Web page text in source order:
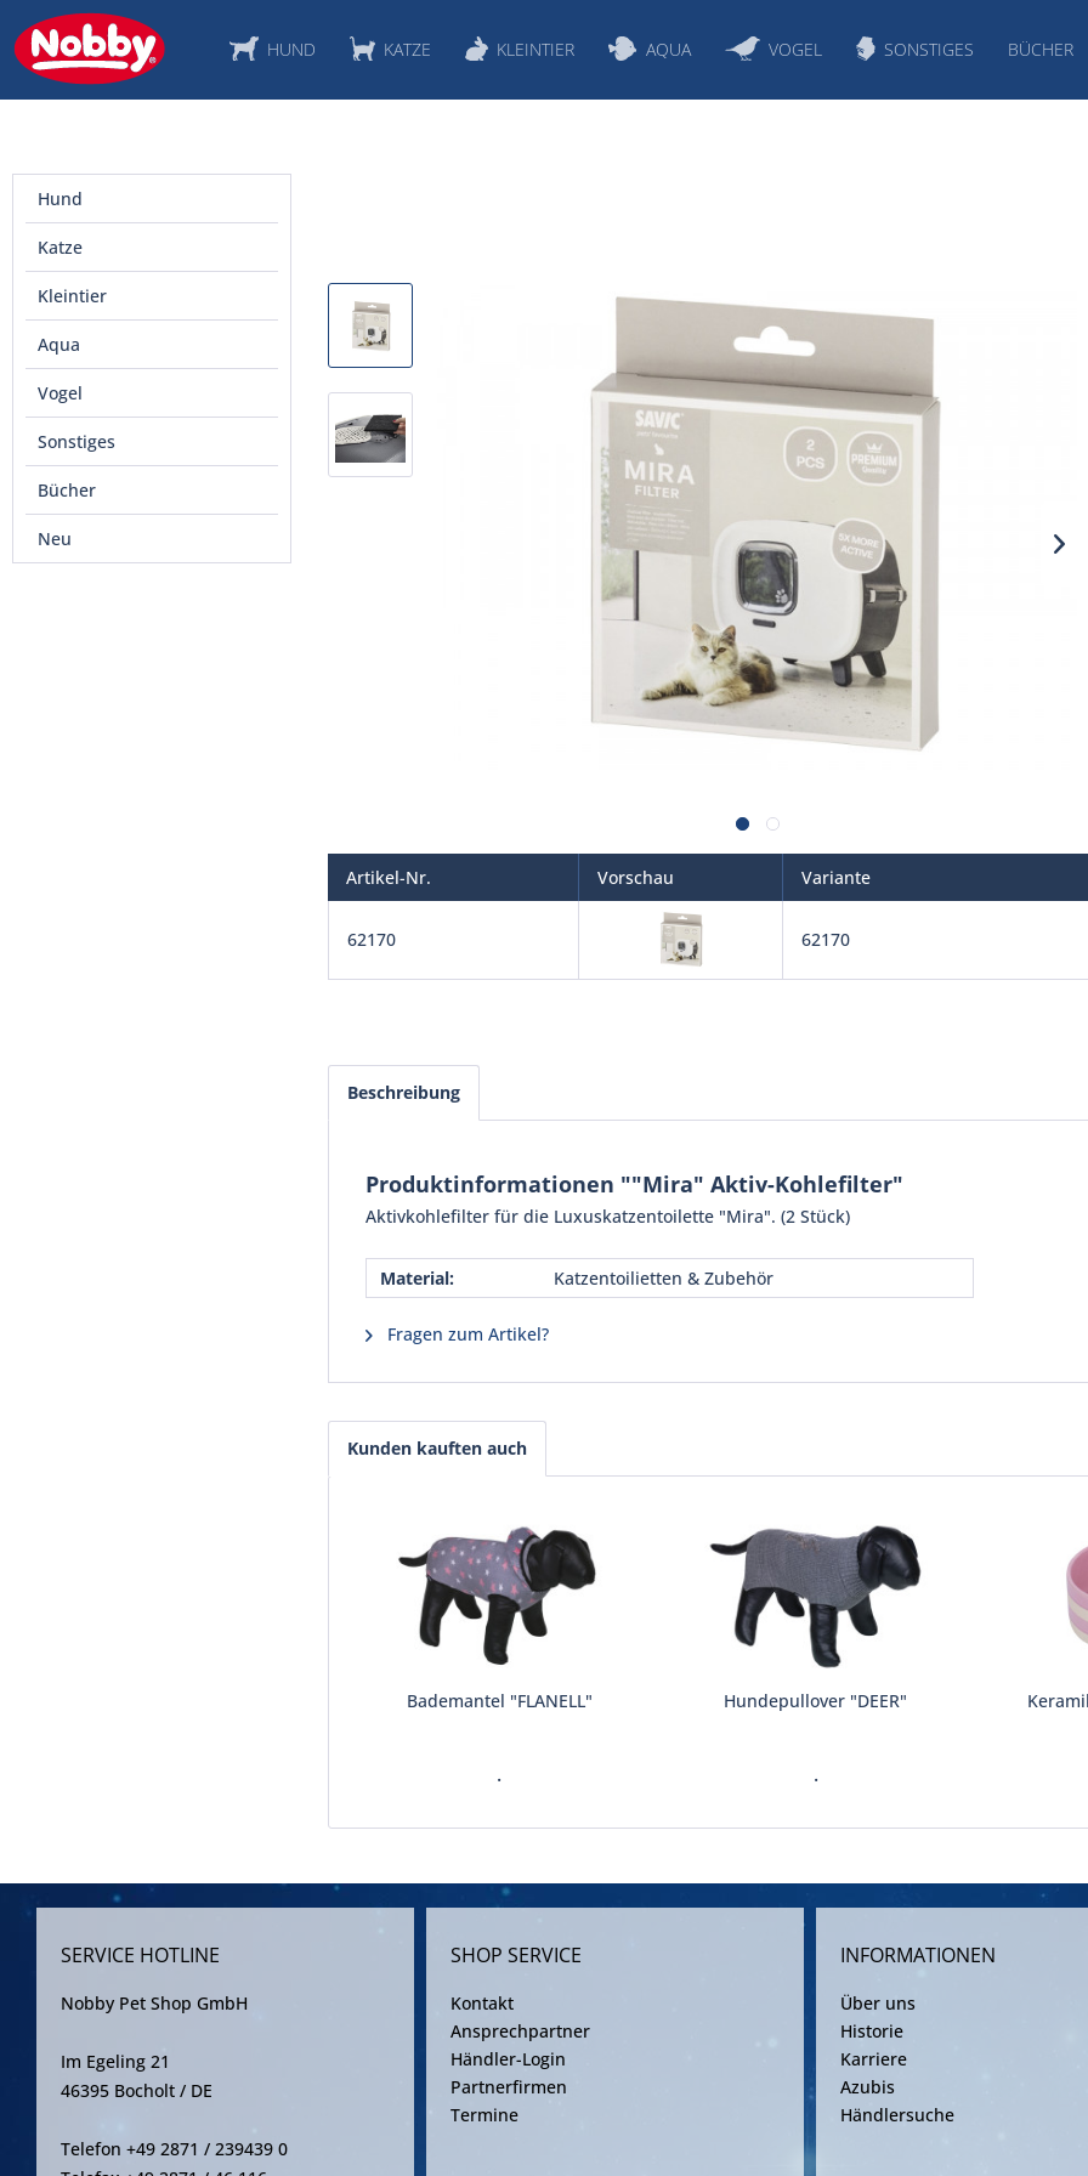
HUND KATZE KLEINTIER AQUA VOGEL SONSTIGES BÜCHER
Hund
Katze
Kleintier
Aqua
Vogel
Sonstiges
Bücher
Neu
Artikel-Nr. Vorschau Variante
62170 62170
Beschreibung
Produktinformationen ""Mira" Aktiv-Kohlefilter"
Aktivkohlefilter für die Luxuskatzentoilette "Mira". (2 Stück)
Material: Katzentoilietten & Zubehör
Fragen zum Artikel?
Kunden kauften auch
Bademantel "FLANELL"
.
Hundepullover "DEER"
.
SERVICE HOTLINE
Nobby Pet Shop GmbH
Im Egeling 21
46395 Bocholt / DE
Telefon +49 2871 / 239439 0
SHOP SERVICE
Kontakt
Ansprechpartner
Händler-Login
Partnerfirmen
Termine
INFORMATIONEN
Über uns
Historie
Karriere
Azubis
Händlersuche